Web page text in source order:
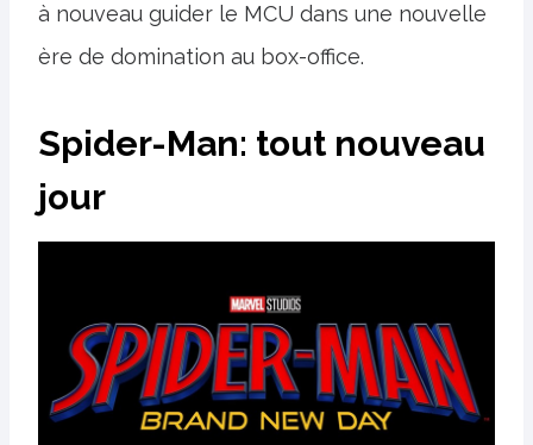
à nouveau guider le MCU dans une nouvelle
ère de domination au box-office.
Spider-Man: tout nouveau
jour